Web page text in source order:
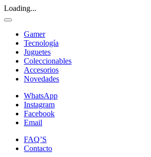
Loading...
Gamer
Tecnología
Juguetes
Coleccionables
Accesorios
Novedades
WhatsApp
Instagram
Facebook
Email
FAQ’S
Contacto